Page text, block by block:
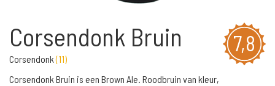
7,8
Corsendonk Bruin
Corsendonk(11)
Corsendonk Bruin is een Brown Ale. Roodbruin van kleur,